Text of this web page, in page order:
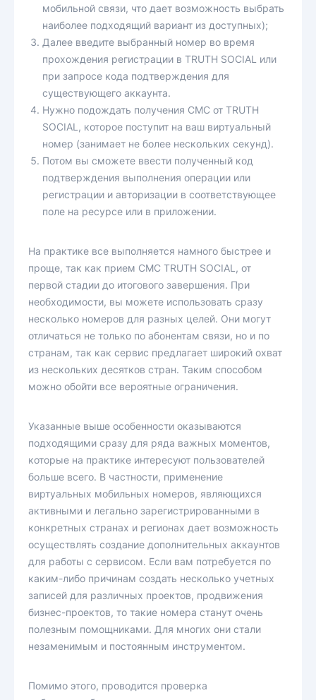
мобильной связи, что дает возможность выбрать
наиболее подходящий вариант из доступных);
Далее введите выбранный номер во время
прохождения регистрации в TRUTH SOCIAL или
при запросе кода подтверждения для
существующего аккаунта.
Нужно подождать получения СМС от TRUTH
SOCIAL, которое поступит на ваш виртуальный
номер (занимает не более нескольких секунд).
Потом вы сможете ввести полученный код
подтверждения выполнения операции или
регистрации и авторизации в соответствующее
поле на ресурсе или в приложении.
На практике все выполняется намного быстрее и
проще, так как прием СМС TRUTH SOCIAL, от
первой стадии до итогового завершения. При
необходимости, вы можете использовать сразу
несколько номеров для разных целей. Они могут
отличаться не только по абонентам связи, но и по
странам, так как сервис предлагает широкий охват
из нескольких десятков стран. Таким способом
можно обойти все вероятные ограничения.
Указанные выше особенности оказываются
подходящими сразу для ряда важных моментов,
которые на практике интересуют пользователей
больше всего. В частности, применение
виртуальных мобильных номеров, являющихся
активными и легально зарегистрированными в
конкретных странах и регионах дает возможность
осуществлять создание дополнительных аккаунтов
для работы с сервисом. Если вам потребуется по
каким-либо причинам создать несколько учетных
записей для различных проектов, продвижения
бизнес-проектов, то такие номера станут очень
полезным помощниками. Для многих они стали
незаменимым и постоянным инструментом.
Помимо этого, проводится проверка